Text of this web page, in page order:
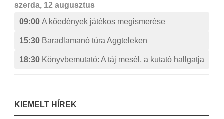
szerda, 12 augusztus
09:00 A kőedények játékos megismerése
15:30 Baradlamanó túra Aggteleken
18:30 Könyvbemutató: A táj mesél, a kutató hallgatja
KIEMELT HÍREK